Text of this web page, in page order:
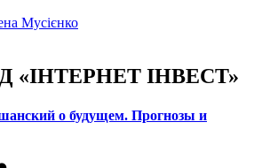
Мусієнко
«ІНТЕРНЕТ ІНВЕСТ»
о будущем. Прогнозы и